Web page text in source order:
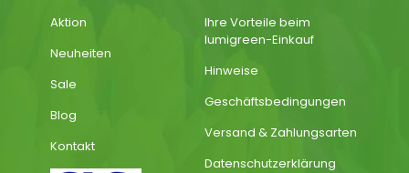
Aktion
Neuheiten
Sale
Blog
Kontakt
Ihre Vorteile beim
lumigreen-Einkauf
Hinweise
Geschäftsbedingungen
Versand & Zahlungsarten
Datenschutzerklärung